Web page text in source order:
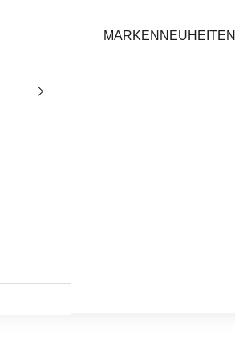
MARKEN NEUHEITEN